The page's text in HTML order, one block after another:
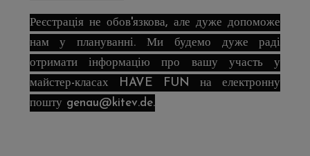
Реєстрація не обов'язкова, але дуже допоможе
нам у плануванні. Ми будемо дуже раді
отримати інформацію про вашу участь у
майстер-класах HAVE FUN на електронну
пошту genau@kitev.de.